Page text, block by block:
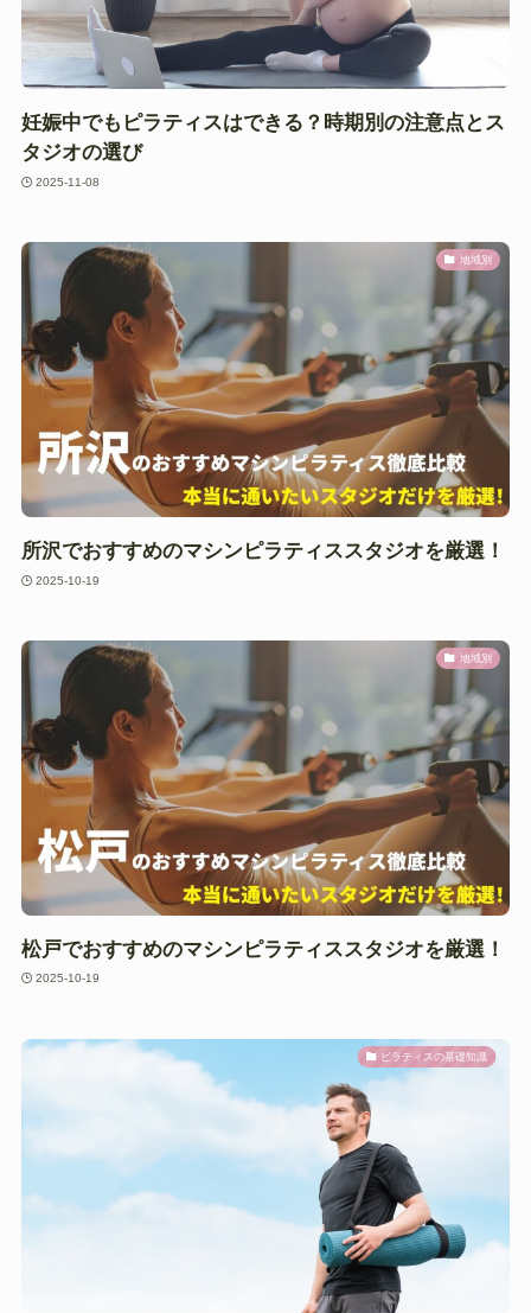
妊娠中でもピラティスはできる？時期別の注意点とス
タジオの選び
2025-11-08
地域別
所沢でおすすめのマシンピラティススタジオを厳選！
2025-10-19
地域別
松戸でおすすめのマシンピラティススタジオを厳選！
2025-10-19
ピラティスの基礎知識